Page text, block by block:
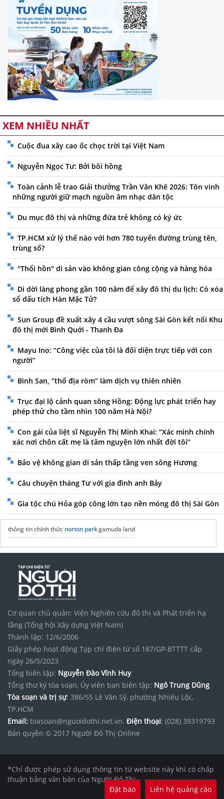
XEM NHIỀU NHẤT
Cuộc đua xây cao ốc chọc trời tại Việt Nam
Nguyễn Ngọc Tư: Bởi bôi hồng
Toàn cảnh lễ trao Giải thưởng Trần Văn Khê 2026: Tôn vinh
những người giữ mạch nguồn âm nhạc dân tộc
Du mục đô thị và những đứa trẻ không có ký ức
TP.HCM xử lý thế nào với hơn 780 tuyến đường trùng tên,
trùng số?
"Thổi hồn" di sản vào không gian công cộng và hàng hóa
Di dời làng phong gần 100 năm để xây đô thị du lịch: Có xóa
sổ dấu tích Hàn Mặc Tử?
Sun Group đề xuất xây 4 cầu vượt sông Sài Gòn kết nối Khu
đô thị mới Bình Quới - Thanh Đa
Mayu Ino: “Công việc của tôi là đối diện trực tiếp với con
người”
Bình San, “thổ địa ròm” làm dịch vụ thiên nhiên
Trục đại lộ cảnh quan sông Hồng: Động lực phát triển hay
phép thử cho tầm nhìn 100 năm Hà Nội?
Con gái của liệt sĩ Nguyễn Thị Minh Khai: “Xác minh chính
xác nơi chôn cất mẹ là tâm nguyện lớn nhất đời tôi”
Bảo vệ không gian di sản thấp tầng ven sông Hương
Câu chuyện tháng Tư với gia đình anh Bảy
Gia tộc chú Hỏa góp công lớn tạo nền móng đô thị Sài Gòn
thông tin chính thức norton parkgamuda land
Cơ quan chủ quản: Viện Nghiên cứu đô thị và Phát triển hạ
tầng (Tổng hội Xây dựng Việt Nam)
Thành lập: 12/6/2006
Giấy phép hoạt động Tạp chí điện tử số 187/GP-BTTTT cấp
ngày 26/5/2023
Tổng biên tập: Nguyễn Đào Vĩnh Huy
Tổng thư ký tòa soạn, Ủy viên ban biên tập: Ngô Trung Dũng
Tòa soạn và trị sự: 386/55 Lê Văn Sỹ, phường Nhiêu Lộc,
TP.HCM
Email: toasoan@nguoidothi.net.vn. Điện thoại: (028) 39319793
Bản quyền © 2017 Người Đô Thị Online
*Chỉ được phép sử dụng thông tin từ website này khi có chấp
thuận bằng văn bản của Người Đô Thị.
Đặt báo
Liên hệ quảng cáo